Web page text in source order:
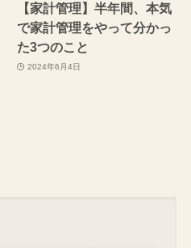
【家計管理】半年間、本気
で家計管理をやって分かっ
た3つのこと
2024年6月4日